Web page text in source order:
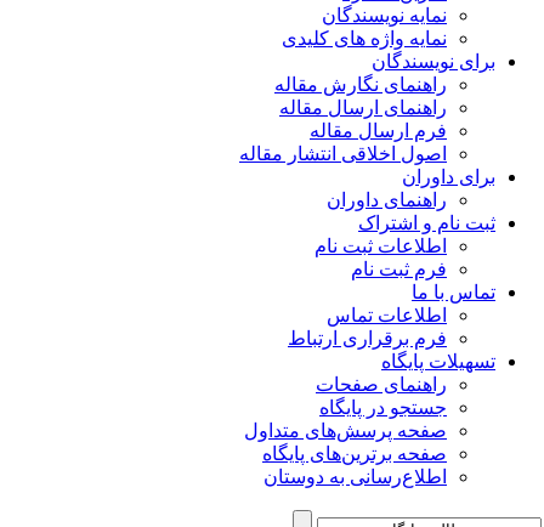
نمایه نویسندگان
نمایه واژه های کلیدی
برای نویسندگان
راهنمای نگارش مقاله
راهنمای ارسال مقاله
فرم ارسال مقاله
اصول اخلاقی انتشار مقاله
برای داوران
راهنمای داوران
ثبت نام و اشتراک
اطلاعات ثبت نام
فرم ثبت نام
تماس با ما
اطلاعات تماس
فرم برقراری ارتباط
تسهیلات پایگاه
راهنمای صفحات
جستجو در پایگاه
صفحه پرسش‌های متداول
صفحه برترین‌های پایگاه
اطلاع‌رسانی به دوستان